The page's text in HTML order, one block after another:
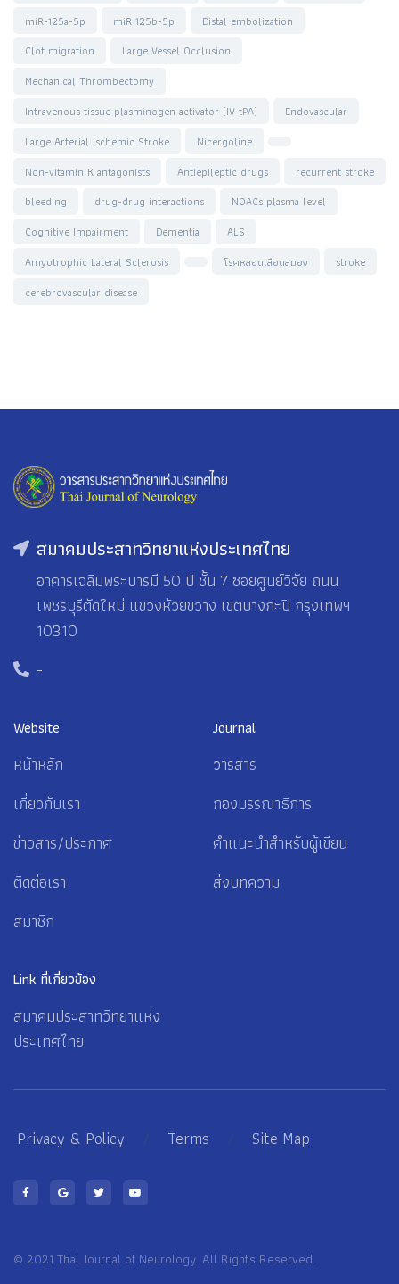
miR-125a-5p
miR 125b-5p
Distal embolization
Clot migration
Large Vessel Occlusion
Mechanical Thrombectomy
Intravenous tissue plasminogen activator (IV tPA)
Endovascular
Large Arterial Ischemic Stroke
Nicergoline
Non-vitamin K antagonists
Antiepileptic drugs
recurrent stroke
bleeding
drug-drug interactions
NOACs plasma level
Cognitive Impairment
Dementia
ALS
Amyotrophic Lateral Sclerosis
โรคหลอดเลือดสมอง
stroke
cerebrovascular disease
สมาคมประสาทวิทยาแห่งประเทศไทย
อาคารเฉลิมพระบารมี 50 ปี ชั้น 7 ซอยศูนย์วิจัย ถนน
เพชรบุรีตัดใหม่ แขวงห้วยขวาง เขตบางกะปิ กรุงเทพฯ
10310
-
Website
หน้าหลัก
เกี่ยวกับเรา
ข่าวสาร/ประกาศ
ติดต่อเรา
สมาชิก
Journal
วารสาร
กองบรรณาธิการ
คำแนะนำสำหรับผู้เขียน
ส่งบทความ
Link ที่เกี่ยวข้อง
สมาคมประสาทวิทยาแห่ง
ประเทศไทย
Privacy & Policy / Terms / Site Map
© 2021 Thai Journal of Neurology. All Rights Reserved.